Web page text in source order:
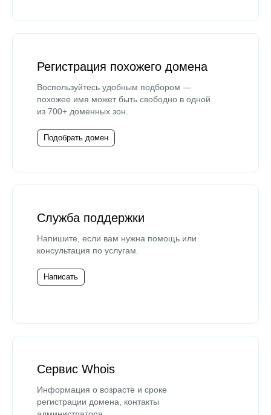
Регистрация похожего домена
Воспользуйтесь удобным подбором —
похожее имя может быть свободно в одной
из 700+ доменных зон.
Подобрать домен
Служба поддержки
Напишите, если вам нужна помощь или
консультация по услугам.
Написать
Сервис Whois
Информация о возрасте и сроке
регистрации домена, контакты